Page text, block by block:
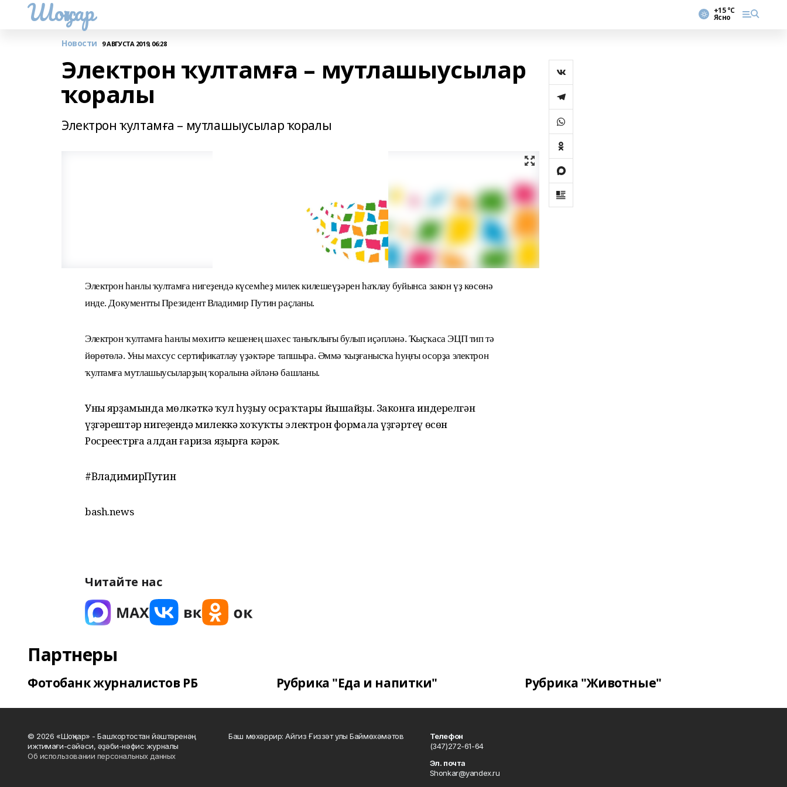
Шоңҡар +15 °С
Ясно
Новости 9 АВГУСТА 2019, 06:28
Электрон ҡултамға – мутлашыусылар
ҡоралы
Электрон ҡултамға – мутлашыусылар ҡоралы
Электрон һанлы ҡултамға нигеҙендә күсемһеҙ милек килешеүҙәрен һаҡлау буйынса закон үҙ көсөнә
инде. Документты Президент Владимир Путин раҫланы.
Электрон ҡултамға һанлы мөхиттә кешенең шәхес таныҡлығы булып иҫәпләнә. Ҡыҫҡаса ЭЦП тип тә
йөрөтөлә. Уны махсус сертификатлау үҙәктәре тапшыра. Әммә ҡыҙғанысҡа һуңғы осорҙа электрон
ҡултамға мутлашыусыларҙың ҡоралына әйләнә башланы.
Уның ярҙамында мөлкәткә ҡул һуҙыу осраҡтары йышайҙы. Законға индерелгән
үҙгәрештәр нигеҙендә милеккә хоҡуҡты электрон формала үҙгәртеү өсөн
Росреестрға алдан ғариза яҙырға кәрәк.
#ВладимирПутин
bash.news
Читайте нас
Партнеры
Фотобанк журналистов РБ Рубрика "Еда и напитки" Рубрика "Животные"
© 2026 «Шоңҡар» - Башҡортостан йәштәренәң
ижтимағи-сәйәси, әҙәби-нәфис журналы
Об использовании персональных данных
Баш мөхәррир: Айгиз Ғиззәт улы Баймөхәмәтов
Телефон
(347)272-61-64
Эл. почта
Shonkar@yandex.ru